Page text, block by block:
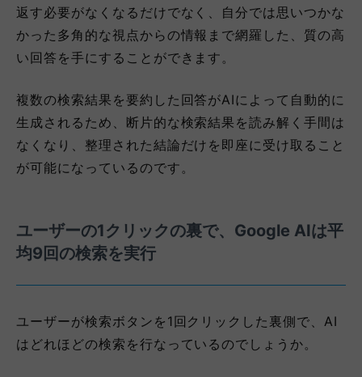
返す必要がなくなるだけでなく、自分では思いつかな
かった多角的な視点からの情報まで網羅した、質の高
い回答を手にすることができます。
複数の検索結果を要約した回答がAIによって自動的に
生成されるため、断片的な検索結果を読み解く手間は
なくなり、整理された結論だけを即座に受け取ること
が可能になっているのです。
ユーザーの1クリックの裏で、Google AIは平
均9回の検索を実行
ユーザーが検索ボタンを1回クリックした裏側で、AI
はどれほどの検索を行なっているのでしょうか。